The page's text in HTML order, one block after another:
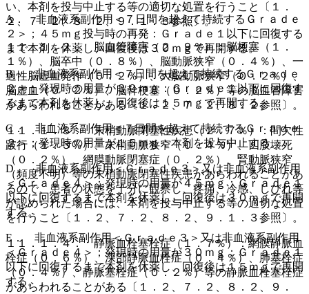
い、本剤を投与中止する等の適切な処置を行うこと〔１．
２、７．２、８．２、９．１．３参照〕。
１１．１．２． 脳血管障害（２．９％）：脳梗塞（１．
１％）、脳卒中（０．８％）、脳動脈狭窄（０．４％）、一
過性脳虚血発作（０．２％）、大脳動脈狭窄（０．２％）、
脳虚血（０．２％）、脳幹梗塞（０．２％）等の脳血管障害
があらわれることがある〔１．２、７．２、８．２参照〕。
１１．１．３． 末梢動脈閉塞性疾患（２．７％）：間欠性
跛行（１．３％）、末梢動脈狭窄（０．４％）、四肢壊死
（０．２％）、網膜動脈閉塞症（０．２％）、腎動脈狭窄
（頻度不明）等の末梢動脈閉塞性疾患があらわれることがあ
るので、患者の状態を十分に観察し、疼痛、冷感、しびれ等
が認められた場合には、本剤を投与中止する等の適切な処置
を行うこと〔１．２、７．２、８．２、９．１．３参照〕。
１１．１．４． 静脈血栓塞栓症（１．７％）：網膜静脈血
栓症（０．６％）、深部静脈血栓症（０．４％）、肺塞栓症
（０．４％）、静脈塞栓症（０．２％）等の静脈血栓塞栓症
があらわれることがある〔１．２、７．２、８．２、９．
A． 非血液系副作用＜７日間を超えて持続するＧｒａｄｅ
２＞；４５ｍｇ投与時の再発：Ｇｒａｄｅ１以下に回復する
まで本剤を休薬し、回復後は３０ｍｇで再開する。
B． 非血液系副作用＜７日間を超えて持続するＧｒａｄｅ
２＞；発現時の用量が３０ｍｇ：Ｇｒａｄｅ１以下に回復す
るまで本剤を休薬し、回復後は１５ｍｇで再開する。
C． 非血液系副作用＜７日間を超えて持続するＧｒａｄｅ
２＞；発現時の用量が１５ｍｇ：本剤を投与中止する。
D． 非血液系副作用＜Ｇｒａｄｅ３＞又は非血液系副作用
＜Ｇｒａｄｅ４＞；発現時の用量が４５ｍｇ：Ｇｒａｄｅ１
以下に回復するまで本剤を休薬し、回復後は３０ｍｇで再開
する。
E． 非血液系副作用＜Ｇｒａｄｅ３＞又は非血液系副作用
＜Ｇｒａｄｅ４＞；発現時の用量が３０ｍｇ：Ｇｒａｄｅ１
以下に回復するまで本剤を休薬し、回復後は１５ｍｇで再開
する。